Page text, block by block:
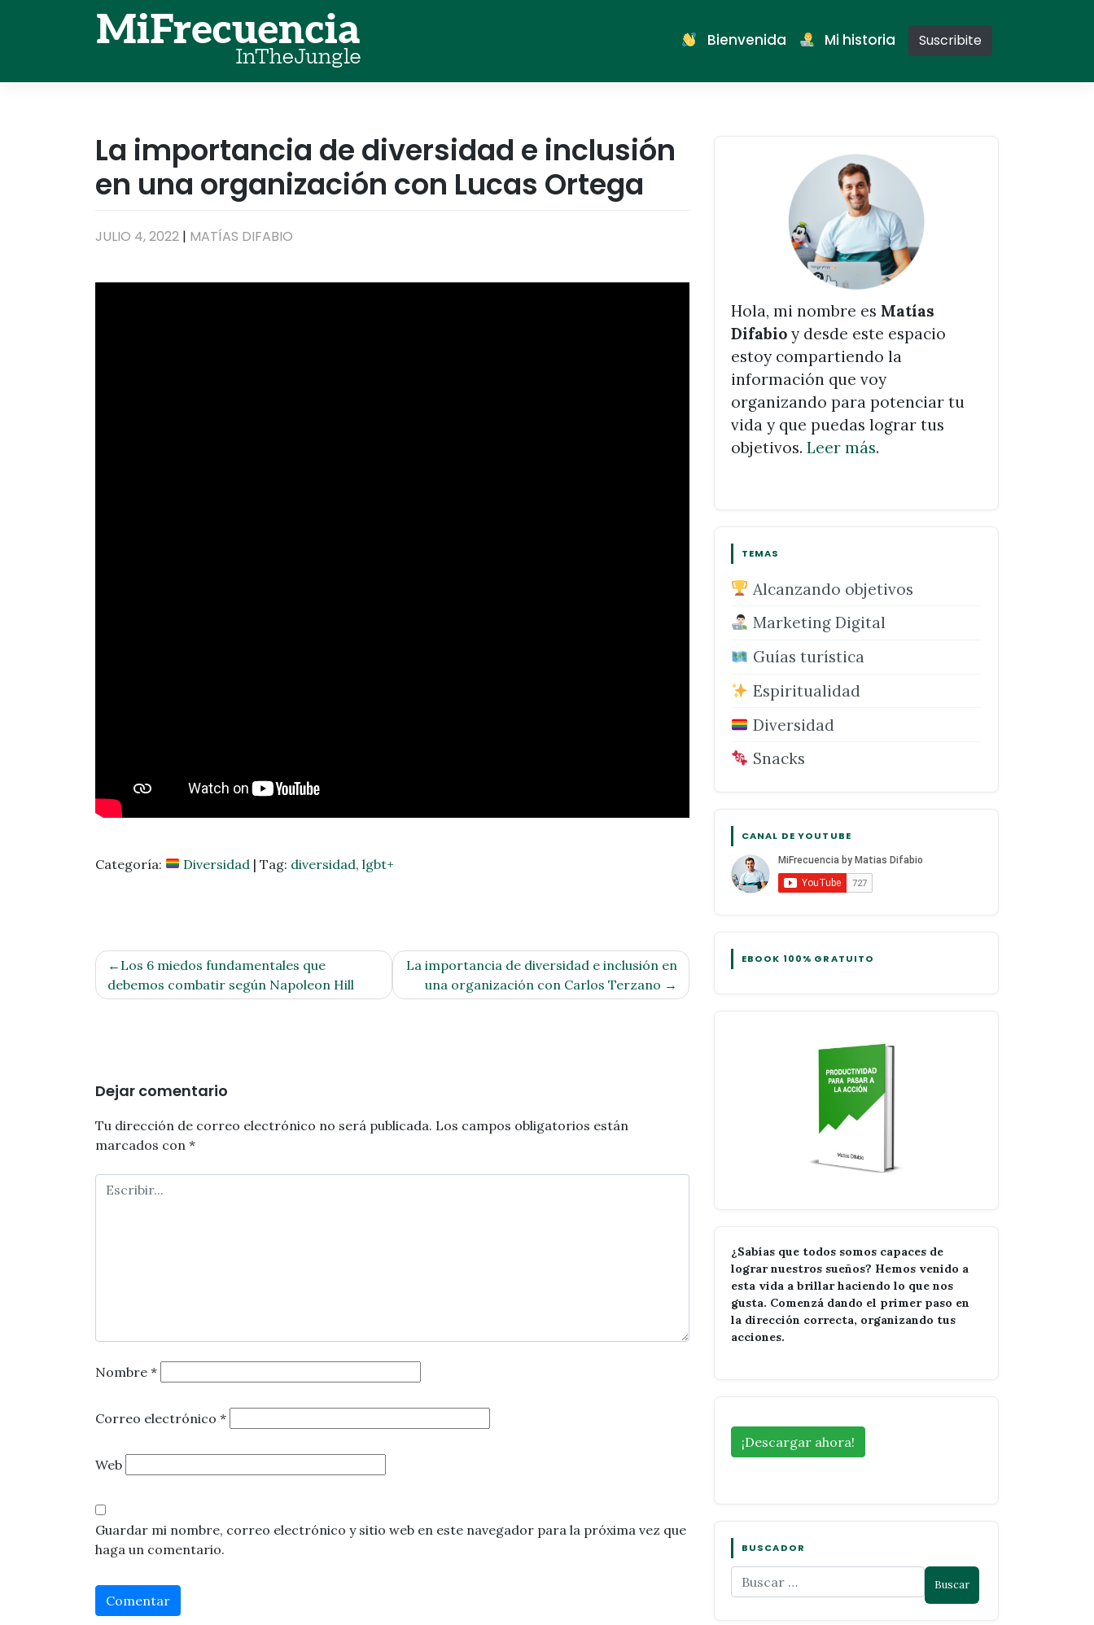
Bienvenida Mi historia Suscribite
La importancia de diversidad e inclusión
en una organización con Lucas Ortega
JULIO 4, 2022 | MATÍAS DIFABIO
Categoría: Diversidad |Tag: diversidad,lgbt+
Navegación
de
Los 6 miedos fundamentales que
debemos combatir según Napoleon Hill
La importancia de diversidad e inclusión en
una organización con Carlos Terzano
Dejar comentario
Tu dirección de correo electrónico no será publicada. Los campos obligatorios están
marcados con *
Nombre *
Correo electrónico *
Web
Guardar mi nombre, correo electrónico y sitio web en este navegador para la próxima vez que
haga un comentario.
Hola, mi nombre es Matías
Difabio y desde este espacio
estoy compartiendo la
información que voy
organizando para potenciar tu
vida y que puedas lograr tus
objetivos. Leer más.
TEMAS
Alcanzando objetivos
Marketing Digital
Guías turística
Espiritualidad
Diversidad
Snacks
CANAL DE YOUTUBE
EBOOK 100% GRATUITO
¿Sabías que todos somos capaces de
lograr nuestros sueños? Hemos venido a
esta vida a brillar haciendo lo que nos
gusta. Comenzá dando el primer paso en
la dirección correcta, organizando tus
acciones.
¡Descargar ahora!
BUSCADOR